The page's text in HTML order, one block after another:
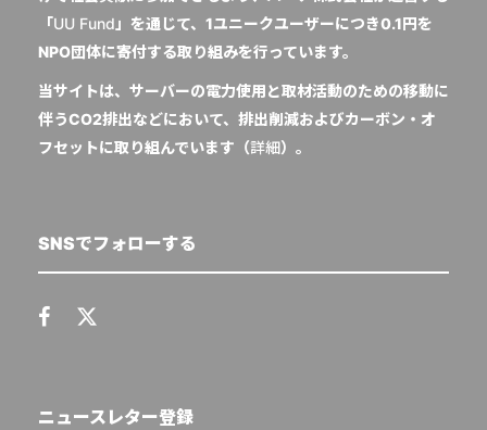
「UU Fund 」を通じて、1ユニークユーザーにつき0.1円を
NPO団体に寄付する取り組みを行っています。
当サイトは、サーバーの電力使用と取材活動のための移動に
伴うCO2排出などにおいて、排出削減およびカーボン・オ
フセットに取り組んでいます（詳細）。
SNSでフォローする
ニュースレター登録